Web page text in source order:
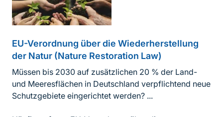
EU-Verordnung über die Wiederherstellung
der Natur (Nature Restoration Law)
Müssen bis 2030 auf zusätzlichen 20 % der Land-
und Meeresflächen in Deutschland verpflichtend neue
Schutzgebiete eingerichtet werden? ...